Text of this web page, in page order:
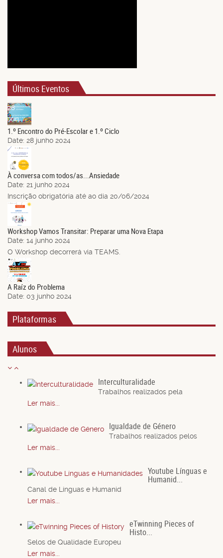
Últimos Eventos
28
Jun.
1.º Encontro do Pré-Escolar e 1.º Ciclo
Date: 28 junho 2024
21
Jun.
À conversa com todos/as...Ansiedade
Date: 21 junho 2024
Inscrição obrigatória até ao dia 20/06/2024
Jun.
Workshop Vamos Transitar: Preparar uma Nova Etapa
Date: 14 junho 2024
O Workshop decorrerá via TEAMS.
03
Jun.
A Raíz do Problema
Date: 03 junho 2024
Plataformas
Alunos
Interculturalidade
Trabalhos realizados pela
Ler mais...
Igualdade de Género
Trabalhos realizados pelos
Ler mais...
Youtube Línguas e
Humanid...
Canal de Línguas e Humanid
Ler mais...
eTwinning Pieces of
Histo...
Selos de Qualidade Europeu
Ler mais...